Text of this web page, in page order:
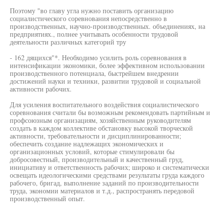
Поэтому "во главу угла нужно поставить организацию
социалистического соревнования непосредственно в
производственных, научно-производственных. объединениях, на
предприятиях., полнее учитывать особенности трудовой
деятельности различных категорий тру
- 162 дящихся"*. Необходимо усилить роль соревнования в
интенсификации экономики, более эффективном использовании
производственного потенциала, быстрейшем внедрении
достижений науки и техники, развитии трудовой и социальной
активности рабочих.
Для усиления воспитательного воздействия социалистического
соревнования считали бы возможным рекомендовать партийным и
профсоюзным организациям, хозяйственным руководителям
создать в каждом коллективе обстановку высокой творческой
активности, требовательности и дисциплинированности;
обеспечить создание надлежащих экономических и
организационных условий, которые стимулировали бы
добросовестный, производительный и качественный груд,
инициативу и ответственность рабочих; широко и систематически
освещать идеологическими средствами результаты груда каждого
рабочего, бригад, выполнение заданий по производительности
труда, экономии материалов и т.д., распространять передовой
производственный опыт.